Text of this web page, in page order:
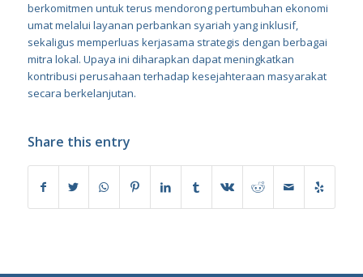
berkomitmen untuk terus mendorong pertumbuhan ekonomi
umat melalui layanan perbankan syariah yang inklusif,
sekaligus memperluas kerjasama strategis dengan berbagai
mitra lokal. Upaya ini diharapkan dapat meningkatkan
kontribusi perusahaan terhadap kesejahteraan masyarakat
secara berkelanjutan.
Share this entry